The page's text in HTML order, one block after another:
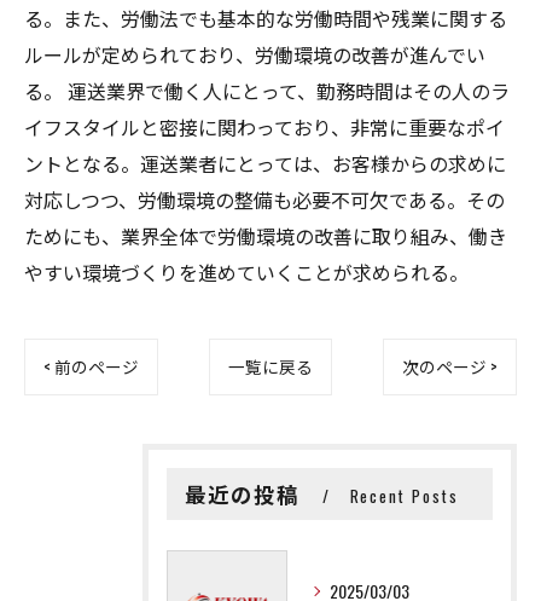
る。また、労働法でも基本的な労働時間や残業に関する
ルールが定められており、労働環境の改善が進んでい
る。 運送業界で働く人にとって、勤務時間はその人のラ
イフスタイルと密接に関わっており、非常に重要なポイ
ントとなる。運送業者にとっては、お客様からの求めに
対応しつつ、労働環境の整備も必要不可欠である。その
ためにも、業界全体で労働環境の改善に取り組み、働き
やすい環境づくりを進めていくことが求められる。
< 前のページ 一覧に戻る 次のページ >
最近の投稿 Recent Posts
2025/03/03